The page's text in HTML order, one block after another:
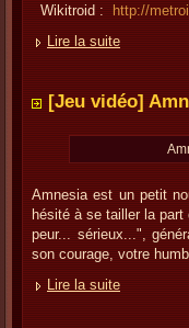
Wikitroid : http://
Lire la suite
[Jeu vidéo]
Amnesia est un petit
hésité à se tailler la
peur... sérieux...",
son courage, votre
Lire la suite